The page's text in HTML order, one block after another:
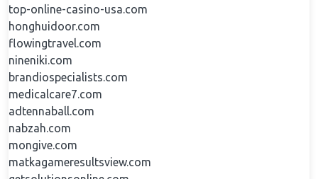
top-online-casino-usa.com
honghuidoor.com
flowingtravel.com
nineniki.com
brandiospecialists.com
medicalcare7.com
adtennaball.com
nabzah.com
mongive.com
matkagameresultsview.com